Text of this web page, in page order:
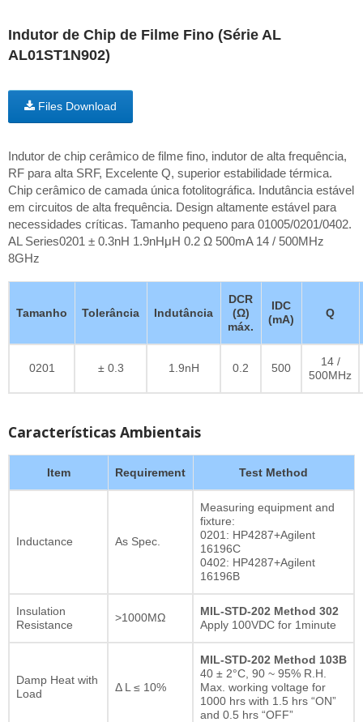
Indutor de Chip de Filme Fino (Série AL
AL01ST1N902)
Files Download
Indutor de chip cerâmico de filme fino, indutor de alta frequência,
RF para alta SRF, Excelente Q, superior estabilidade térmica.
Chip cerâmico de camada única fotolitográfica. Indutância estável
em circuitos de alta frequência. Design altamente estável para
necessidades críticas. Tamanho pequeno para 01005/0201/0402.
AL Series0201 ± 0.3nH 1.9nHμH 0.2 Ω 500mA 14 / 500MHz
8GHz
Tamanho Tolerância Indutância
DCR
(Ω)
máx.
IDC
(mA)
Q
0201 ± 0.3 1.9nH 0.2 500
14 /
500MHz
Características Ambientais
Item Requirement Test Method
Inductance As Spec.
Measuring equipment and
fixture:
0201: HP4287+Agilent
16196C
0402: HP4287+Agilent
16196B
Insulation
Resistance
>1000MΩ
MIL-STD-202 Method 302
Apply 100VDC for 1minute
Damp Heat with
Load
Δ L ≤ 10%
MIL-STD-202 Method 103B
40 ± 2°C, 90 ~ 95% R.H.
Max. working voltage for
1000 hrs with 1.5 hrs “ON”
and 0.5 hrs “OFF”